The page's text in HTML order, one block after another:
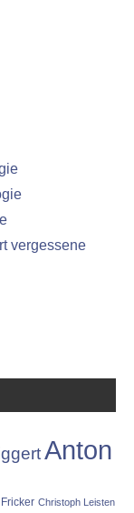
vergessene
Anton
Christoph Leisten